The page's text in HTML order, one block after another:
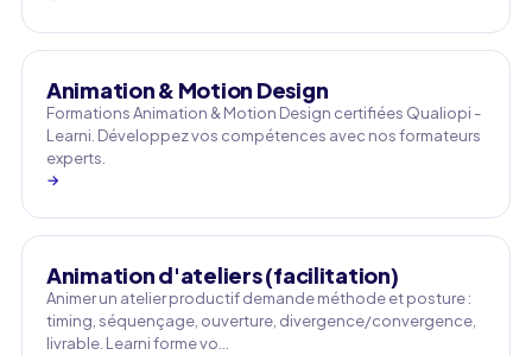
Animation & Motion Design
Formations Animation & Motion Design certifiées Qualiopi -
Learni. Développez vos compétences avec nos formateurs
experts.
→
Animation d'ateliers (facilitation)
Animer un atelier productif demande méthode et posture :
timing, séquençage, ouverture, divergence/convergence,
livrable. Learni forme vo…